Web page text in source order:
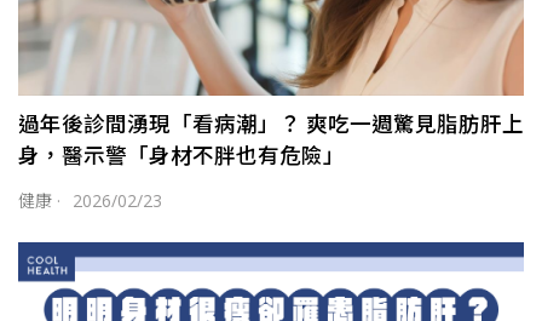
過年後診間湧現「看病潮」？ 爽吃一週驚見脂肪肝上
身，醫示警「身材不胖也有危險」
健康 · 2026/02/23